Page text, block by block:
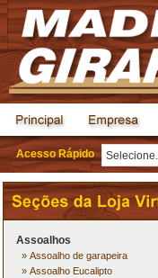
Acesso Rápido
Assoalhos
» Assoalho de garapeira
» Assoalho Eucalipto